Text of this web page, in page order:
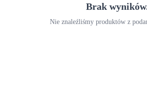
Brak
Nie znaleźliśmy produktów z